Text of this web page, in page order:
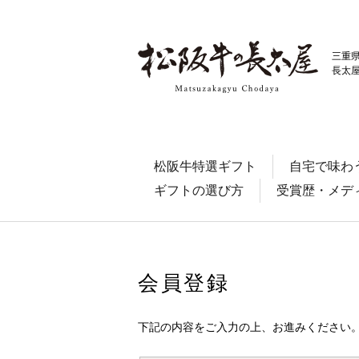
三重
長太
松阪牛特選ギフト
自宅で味わ
ギフトの選び方
受賞歴・メデ
会員登録
下記の内容をご入力の上、お進みください